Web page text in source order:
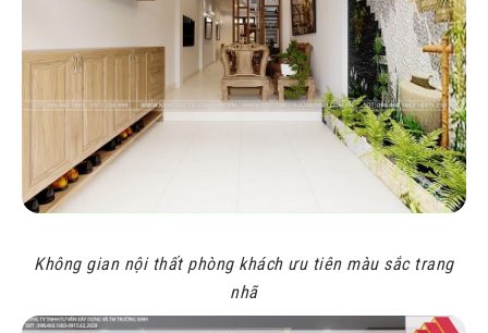
Không gian nội thất phòng khách ưu tiên màu sắc trang
nhã